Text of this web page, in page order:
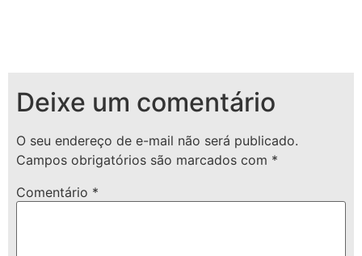
Deixe um comentário
O seu endereço de e-mail não será publicado.
Campos obrigatórios são marcados com *
Comentário *